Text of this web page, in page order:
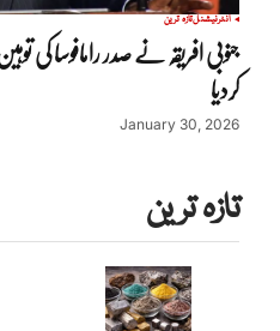
انٹرنیشنلتازہ ترین
جنوبی افریقہ نے صدر رامافوسا کی
کردیا
January 30, 2026
تازہ ترین